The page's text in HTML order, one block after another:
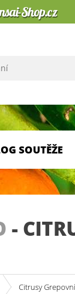
SOUTĚŽE
-
Citrusy